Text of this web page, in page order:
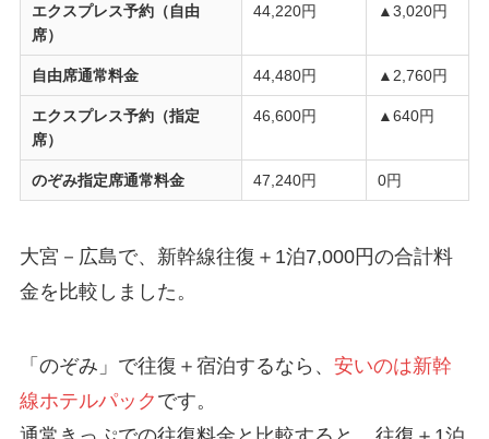
エクスプレス予約（自由
席）
44,220円 ▲3,020円
自由席通常料金 44,480円 ▲2,760円
エクスプレス予約（指定
席）
46,600円 ▲640円
のぞみ指定席通常料金 47,240円 0円
大宮－広島で、新幹線往復＋1泊7,000円の合計料
金を比較しました。
「のぞみ」で往復＋宿泊するなら、 安いのは新幹
線ホテルパック です。